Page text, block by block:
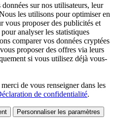
sur nos utilisateurs, leur
les utilisons pour optimiser en
vous proposer des publicités et
analyser les statistiques
comparer vos données cryptées
proposer des offres via leurs
si vous utilisez déjà vous-
de vous renseigner dans les
de confidentialité.
Personnaliser les paramètres